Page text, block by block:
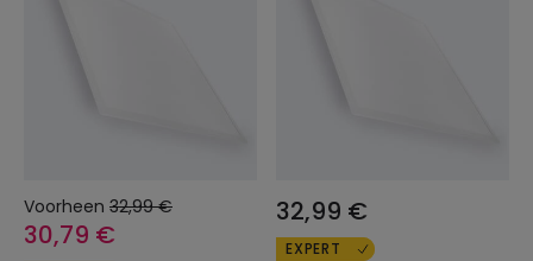
Voorheen 32,99 €
30,79 €
32,99 €
EXPERT